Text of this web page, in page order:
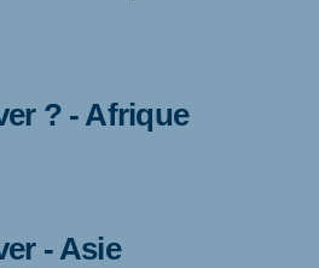
? - Afrique
- Asie